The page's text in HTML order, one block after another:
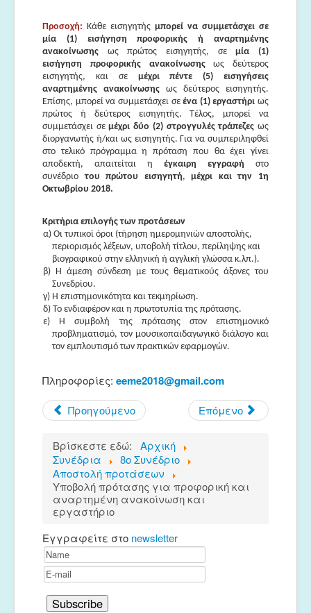
Προσοχή: Κάθε εισηγητής μπορεί να συμμετάσχει σε
μία (1) εισήγηση προφορικής ή αναρτημένης
ανακοίνωσης ως πρώτος εισηγητής, σεμία (1)
εισήγηση προφορικής ανακοίνωσηςως δεύτερος
εισηγητής, και σε μέχρι πέντε (5) εισηγήσεις
αναρτημένης ανακοίνωσης ως δεύτερος εισηγητής.
Επίσης, μπορεί να συμμετάσχει σεένα (1) εργαστήρι ως
πρώτος ή δεύτερος εισηγητής. Τέλος, μπορεί να
συμμετάσχει σεμέχρι δύο (2) στρογγυλές τράπεζες ως
διοργανωτής ή/και ως εισηγητής. Για να συμπεριληφθεί
στο τελικό πρόγραμμα η πρόταση που θα έχει γίνει
αποδεκτή, απαιτείται η έγκαιρη εγγραφή στο
συνέδριοτου πρώτου εισηγητή,μέχρι και την 1η
Οκτωβρίου 2018.
Κριτήρια επιλογής των προτάσεων
α) Οι τυπικοί όροι (τήρηση ημερομηνιών αποστολής,
περιορισμός λέξεων, υποβολή τίτλου, περίληψης και
βιογραφικού στην ελληνική ή αγγλική γλώσσα κ.λπ.).
β) Η άμεση σύνδεση με τους θεματικούς άξονες του
Συνεδρίου.
γ) Η επιστημονικότητα και τεκμηρίωση.
δ) Το ενδιαφέρον και η πρωτοτυπία της πρότασης.
ε) Η συμβολή της πρότασης στον επιστημονικό
προβληματισμό, τον μουσικοπαιδαγωγικό διάλογο και
τον εμπλουτισμό των πρακτικών εφαρμογών.
Πληροφορίες: eeme2018@gmail.com
Προηγούμενο Επόμενο
Βρίσκεστε εδώ:
Αρχική
Συνέδρια
8ο Συνέδριο
Αποστολή προτάσεων
Υποβολή πρότασης για προφορική και
αναρτημένη ανακοίνωση και
εργαστήριο
Εγγραφείτε στο newsletter